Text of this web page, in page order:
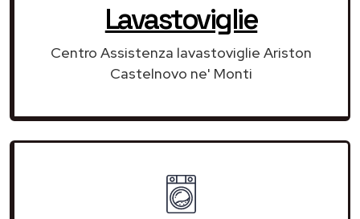
Lavastoviglie
Centro Assistenza lavastoviglie Ariston
Castelnovo ne' Monti